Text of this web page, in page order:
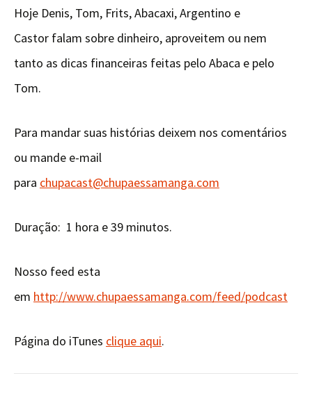
Hoje Denis, Tom, Frits, Abacaxi, Argentino e
Castor falam sobre dinheiro, aproveitem ou nem
tanto as dicas financeiras feitas pelo Abaca e pelo
Tom.
Para mandar suas histórias deixem nos comentários
ou mande e-mail
para chupacast@chupaessamanga.com
Duração: 1 hora e 39 minutos.
Nosso feed esta
em http://www.chupaessamanga.com/feed/podcast
Página do iTunes clique aqui.